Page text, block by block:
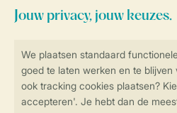
Veilig en snel online boeken